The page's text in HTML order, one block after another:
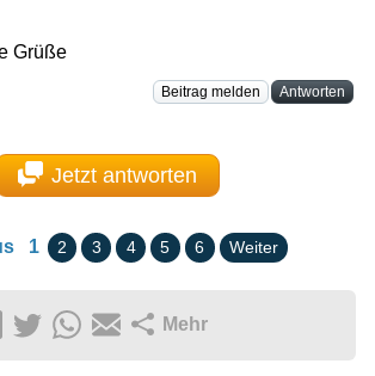
Grüße
Beitrag melden Antworten
Jetzt antworten
1 2 3 4 5 6 Weiter
Mehr